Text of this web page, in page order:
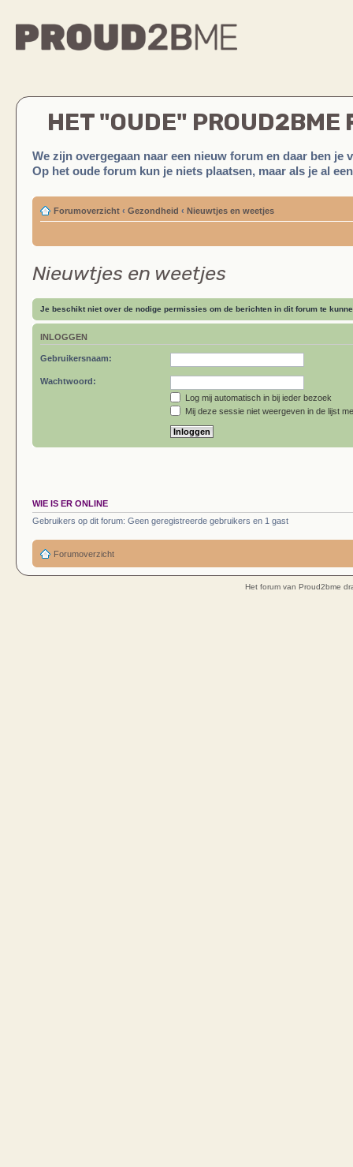
HET "OUDE" PROUD2BME
We zijn overgegaan naar een nieuw forum en daar ben je
Op het oude forum kun je niets plaatsen, maar als je al
Forumoverzicht ‹ Gezondheid ‹ Nieuwtjes en weetjes
Nieuwtjes en weetjes
Je beschikt niet over de nodige permissies om de berichten in dit forum te
INLOGGEN
Gebruikersnaam:
Wachtwoord:
Log mij automatisch in bij ieder bezoek
Mij deze sessie niet weergeven in de lijst
WIE IS ER ONLINE
Gebruikers op dit forum: Geen geregistreerde gebruikers en 1 gast
Forumoverzicht
Het forum van Proud2bme